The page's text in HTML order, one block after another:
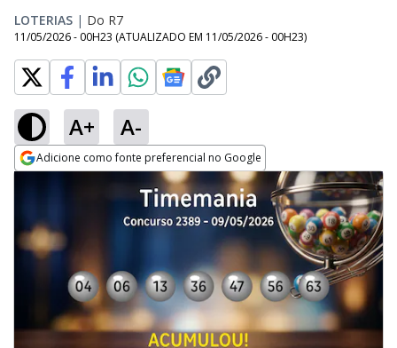
LOTERIAS | Do R7
11/05/2026 - 00H23 (ATUALIZADO EM 11/05/2026 - 00H23)
A+ A-
Adicione como fonte preferencial no Google